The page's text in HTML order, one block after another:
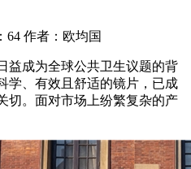
64 作者：欧均国
益成为全球公共卫生议题的背
学、有效且舒适的镜片，已成
切。面对市场上纷繁复杂的产